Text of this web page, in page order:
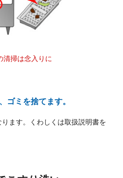
清掃は念入りに
ゴミを捨てます。
ます。くわしくは取扱説明書を